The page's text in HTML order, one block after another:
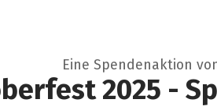
Eine Spendenaktion
2025 -